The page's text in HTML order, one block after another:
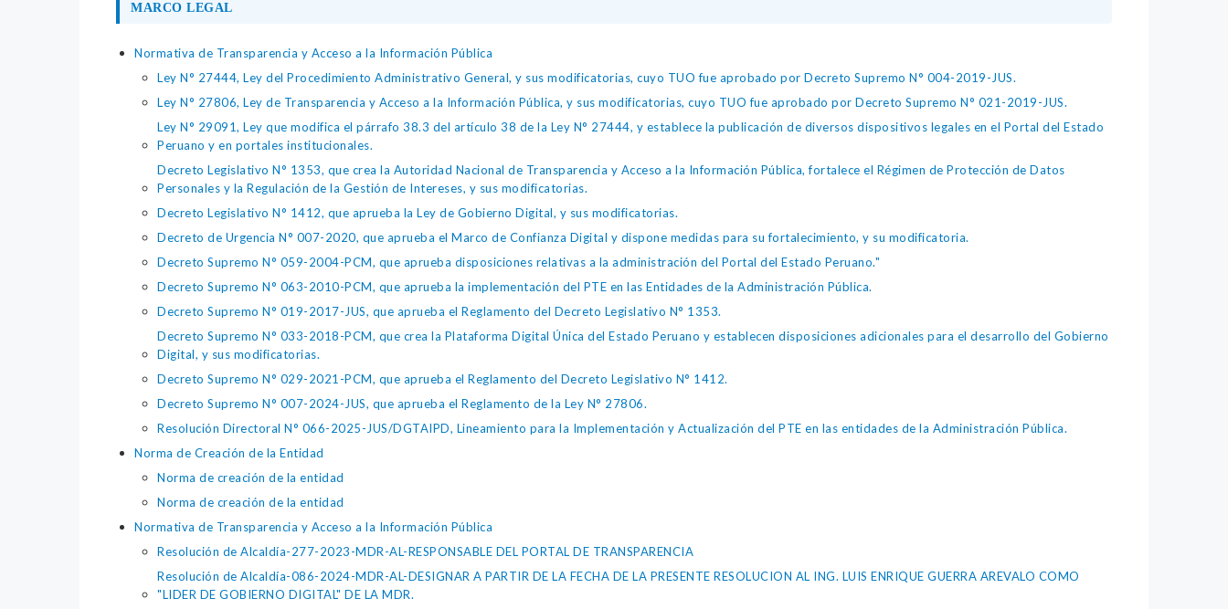
MARCO LEGAL
Normativa de Transparencia y Acceso a la Información Pública
Ley N° 27444, Ley del Procedimiento Administrativo General, y sus modificatorias, cuyo TUO fue aprobado por Decreto Supremo N° 004-2019-JUS.
Ley N° 27806, Ley de Transparencia y Acceso a la Información Pública, y sus modificatorias, cuyo TUO fue aprobado por Decreto Supremo N° 021-2019-JUS.
Ley N° 29091, Ley que modifica el párrafo 38.3 del artículo 38 de la Ley N° 27444, y establece la publicación de diversos dispositivos legales en el Portal del Estado
Peruano y en portales institucionales.
Decreto Legislativo N° 1353, que crea la Autoridad Nacional de Transparencia y Acceso a la Información Pública, fortalece el Régimen de Protección de Datos
Personales y la Regulación de la Gestión de Intereses, y sus modificatorias.
Decreto Legislativo N° 1412, que aprueba la Ley de Gobierno Digital, y sus modificatorias.
Decreto de Urgencia N° 007-2020, que aprueba el Marco de Confianza Digital y dispone medidas para su fortalecimiento, y su modificatoria.
Decreto Supremo N° 059-2004-PCM, que aprueba disposiciones relativas a la administración del Portal del Estado Peruano."
Decreto Supremo N° 063-2010-PCM, que aprueba la implementación del PTE en las Entidades de la Administración Pública.
Decreto Supremo N° 019-2017-JUS, que aprueba el Reglamento del Decreto Legislativo N° 1353.
Decreto Supremo N° 033-2018-PCM, que crea la Plataforma Digital Única del Estado Peruano y establecen disposiciones adicionales para el desarrollo del Gobierno
Digital, y sus modificatorias.
Decreto Supremo N° 029-2021-PCM, que aprueba el Reglamento del Decreto Legislativo N° 1412.
Decreto Supremo N° 007-2024-JUS, que aprueba el Reglamento de la Ley N° 27806.
Resolución Directoral N° 066-2025-JUS/DGTAIPD, Lineamiento para la Implementación y Actualización del PTE en las entidades de la Administración Pública.
Norma de Creación de la Entidad
Norma de creación de la entidad
Norma de creación de la entidad
Normativa de Transparencia y Acceso a la Información Pública
Resolución de Alcaldía-277-2023-MDR-AL-RESPONSABLE DEL PORTAL DE TRANSPARENCIA
Resolución de Alcaldía-086-2024-MDR-AL-DESIGNAR A PARTIR DE LA FECHA DE LA PRESENTE RESOLUCION AL ING. LUIS ENRIQUE GUERRA AREVALO COMO
"LIDER DE GOBIERNO DIGITAL" DE LA MDR.